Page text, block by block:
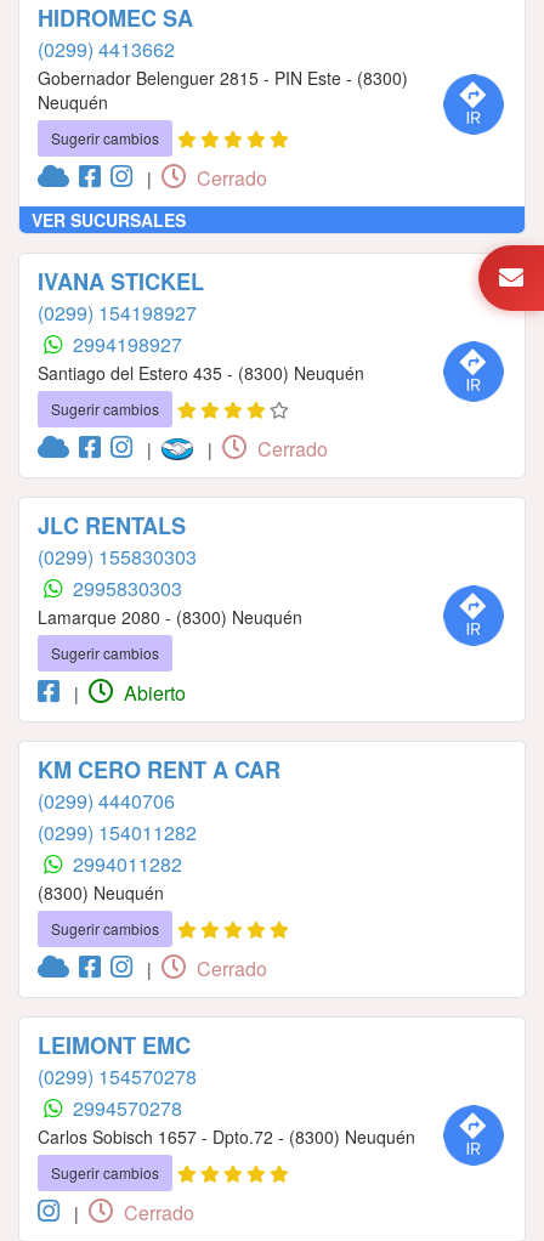
HIDROMEC SA
(0299) 4413662
Gobernador Belenguer 2815 - PIN Este - (8300)
Neuquén
Sugerir cambios
| Cerrado
VER SUCURSALES
IVANA STICKEL
(0299) 154198927
2994198927
Santiago del Estero 435 - (8300) Neuquén
Sugerir cambios
| | Cerrado
JLC RENTALS
(0299) 155830303
2995830303
Lamarque 2080 - (8300) Neuquén
Sugerir cambios
| Abierto
KM CERO RENT A CAR
(0299) 4440706
(0299) 154011282
2994011282
(8300) Neuquén
Sugerir cambios
| Cerrado
LEIMONT EMC
(0299) 154570278
2994570278
Carlos Sobisch 1657 - Dpto.72 - (8300) Neuquén
Sugerir cambios
| Cerrado